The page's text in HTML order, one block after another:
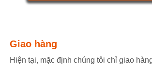
Giao hàng
Hiện tại, mặc định chúng tôi chỉ giao